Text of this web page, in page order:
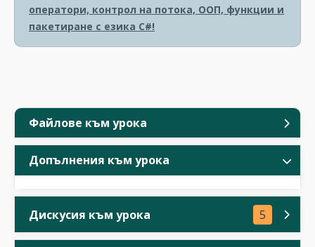
Файлове към урока
Допълнения към урока
Дискусия към урока 5
оператори, контрол на потока, ООП, функции и
пакетиране с езика C#!